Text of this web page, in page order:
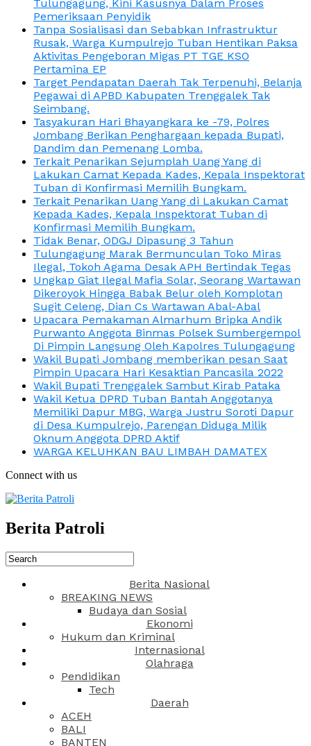
Tulungagung, Kini Kasusnya Dalam Proses
Pemeriksaan Penyidik
Tanpa Sosialisasi dan Sebabkan Infrastruktur
Rusak, Warga Kumpulrejo Tuban Hentikan Paksa
Aktivitas Pengeboran Migas PT TGE KSO
Pertamina EP
Target Pendapatan Daerah Tak Terpenuhi, Belanja
Pegawai di APBD Kabupaten Trenggalek Tak
Seimbang.
Tasyakuran Hari Bhayangkara ke -79, Polres
Jombang Berikan Penghargaan kepada Bupati,
Dandim dan Pemenang Lomba.
Terkait Penarikan Sejumplah Uang Yang di
Lakukan Camat Kepada Kades, Kepala Inspektorat
Tuban di Konfirmasi Memilih Bungkam.
Terkait Penarikan Uang Yang di Lakukan Camat
Kepada Kades, Kepala Inspektorat Tuban di
Konfirmasi Memilih Bungkam.
Tidak Benar, ODGJ Dipasung 3 Tahun
Tulungagung Marak Bermunculan Toko Miras
Ilegal, Tokoh Agama Desak APH Bertindak Tegas
Ungkap Giat Ilegal Mafia Solar, Seorang Wartawan
Dikeroyok Hingga Babak Belur oleh Komplotan
Sugit Celeng, Dian Cs Wartawan Abal-Abal
Upacara Pemakaman Almarhum Bripka Andik
Purwanto Anggota Binmas Polsek Sumbergempol
Di Pimpin Langsung Oleh Kapolres Tulungagung
Wakil Bupati Jombang memberikan pesan Saat
Pimpin Upacara Hari Kesaktian Pancasila 2022
Wakil Bupati Trenggalek Sambut Kirab Pataka
Wakil Ketua DPRD Tuban Bantah Anggotanya
Memiliki Dapur MBG, Warga Justru Soroti Dapur
di Desa Kumpulrejo, Parengan Diduga Milik
Oknum Anggota DPRD Aktif
WARGA KELUHKAN BAU LIMBAH DAMATEX
Connect with us
Berita Patroli
Berita Nasional
BREAKING NEWS
Budaya dan Sosial
Ekonomi
Hukum dan Kriminal
Internasional
Olahraga
Pendidikan
Tech
Daerah
ACEH
BALI
BANTEN